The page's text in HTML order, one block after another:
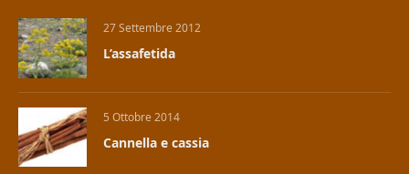
27 Settembre 2012
L’assafetida
5 Ottobre 2014
Cannella e cassia